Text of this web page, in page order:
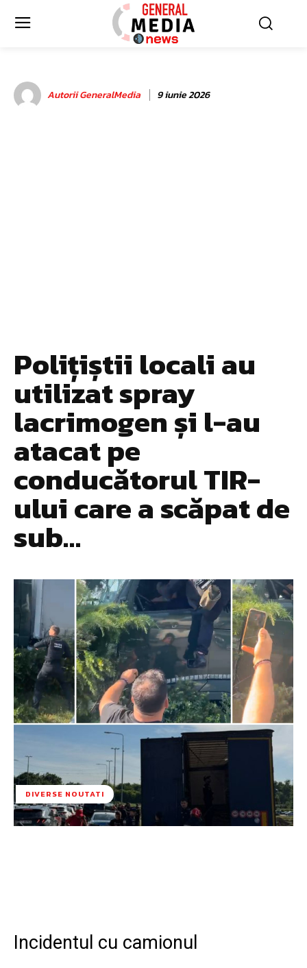
Autorii GeneralMedia 9 iunie 2026
Polițiștii locali au
utilizat spray
lacrimogen și l-au
atacat pe
conducătorul TIR-
ului care a scăpat de
sub…
DIVERSE NOUTATI
Incidentul cu camionul